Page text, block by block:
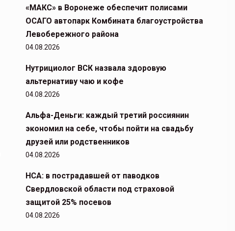
«МАКС» в Воронеже обеспечит полисами
ОСАГО автопарк Комбината благоустройства
Левобережного района
04.08.2026
Нутрициолог ВСК назвала здоровую
альтернативу чаю и кофе
04.08.2026
Альфа-Деньги: каждый третий россиянин
экономил на себе, чтобы пойти на свадьбу
друзей или родственников
04.08.2026
НСА: в пострадавшей от паводков
Свердловской области под страховой
защитой 25% посевов
04.08.2026